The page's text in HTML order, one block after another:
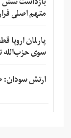
متهم اصلی
پارلمان
سوی
ارتش سودان: